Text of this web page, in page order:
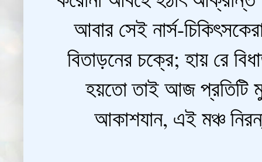
আবার সেই নার্স-
বিতাড়নের চক্রে; হায় রে
হয়তো তাই আজ প্রতিটি
আকাশযান, এই মঞ্চ